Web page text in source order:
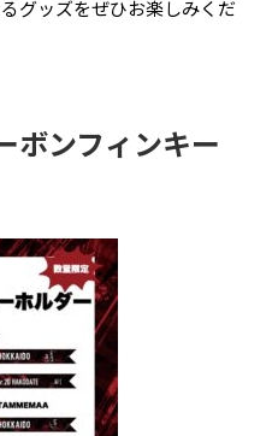
グッズをぜひお楽しみくだ
ボンフィンキー